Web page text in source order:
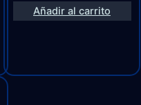
Añadir al carrito